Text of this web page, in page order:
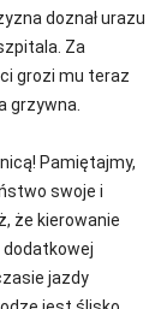
doznał urazu
Za
grozi mu teraz
grzywna.
Pamiętajmy,
swoje i
że kierowanie
jazdy